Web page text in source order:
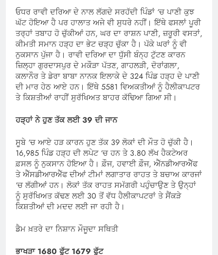
ਓਧਰ ਰਾਵੀ ਦਰਿਆ ਦੇ ਨਾਲ ਲੱਗਦੇ ਸਰਹੱਦੀ ਪਿੰਡਾਂ ‘ਚ ਪਾਣੀ ਕੁਝ
ਘੱਟ ਹੋਇਆ ਹੈ ਪਰ ਹਾਲਾਤ ਅਜੇ ਵੀ ਸੁਧਰੇ ਨਹੀਂ। ਇੱਥੇ ਫਸਲਾਂ ਪੂਰੀ
ਤਰ੍ਹਾਂ ਤਬਾਹ ਹੋ ਚੁੱਕੀਆਂ ਹਨ, ਘਰ ਦਾ ਰਾਸ਼ਨ ਪਾਣੀ, ਜ਼ਰੂਰੀ ਵਸਤਾਂ,
ਕੀਮਤੀ ਸਮਾਨ ਹੜ੍ਹ ਦਾ ਭੇਟ ਚੜ੍ਹ ਚੁੱਕਾ ਹੈ। ਪੱਕੇ ਘਰਾਂ ਨੂੰ ਵੀ
ਨੁਕਸਾਨ ਪੁੱਜਾ ਹੈ। ਰਾਵੀ ਦਰਿਆ ਦਾ ਧੁੱਸੀ ਬੰਨ੍ਹ ਟੁੱਟਣ ਕਾਰਨ
ਜ਼ਿਲ੍ਹਾ ਗੁਰਦਾਸਪੁਰ ਦੇ ਮਕੌੜਾ ਪੱਤਣ, ਗਾਹਲੜੀ, ਦੋਰਾਂਗਲਾ,
ਕਲਾਨੌਰ ਤੇ ਡੇਰਾ ਬਾਬਾ ਨਾਨਕ ਇਲਾਕੇ ਦੇ 324 ਪਿੰਡ ਹੜ੍ਹ ਦੇ ਪਾਣੀ
ਦੀ ਮਾਰ ਹੇਠ ਆਏ ਹਨ। ਇੱਥੇ 5581 ਵਿਅਕਤੀਆਂ ਨੂੰ ਹੈਲੀਕਾਪਟਰ
ਤੇ ਕਿਸ਼ਤੀਆਂ ਰਾਹੀਂ ਸੁਰੱਖਿਅਤ ਬਾਹਰ ਕੱਢਿਆ ਗਿਆ ਸੀ।
ਹੜ੍ਹਾਂ ਨੇ ਹੁਣ ਤੱਕ ਲਈ 39 ਦੀ ਜਾਨ
ਸੂਬੇ ‘ਚ ਆਏ ਹੜ ਕਾਰਨ ਹੁਣ ਤੱਕ 39 ਲੋਕਾਂ ਦੀ ਮੌਤ ਹੋ ਚੁੱਕੀ ਹੈ।
16,985 ਪਿੰਡ ਹੜ੍ਹ ਦੀ ਲਪੇਟ ‘ਚ ਹਨ ਤੇ 3.80 ਲੱਖ ਹੈਕਟੇਅਰ
ਫ਼ਸਲ ਨੂੰ ਨੁਕਸਾਨ ਹੋਇਆ ਹੈ। ਫ਼ੌਜ, ਹਵਾਈ ਫ਼ੌਜ, ਐੱਨਡੀਆਰਐੱਫ
ਤੇ ਐੱਸਡੀਆਰਐੱਫ ਦੀਆਂ ਟੀਮਾਂ ਲਗਾਤਾਰ ਰਾਹਤ ਤੇ ਬਚਾਅ ਕਾਰਜਾਂ
‘ਚ ਲੱਗੀਆਂ ਹਨ। ਲੋਕਾਂ ਤੱਕ ਰਾਹਤ ਸਮੱਗਰੀ ਪਹੁੰਚਾਉਣ ਤੇ ਉਨ੍ਹਾਂ
ਨੂੰ ਸੁਰੱਖਿਅਤ ਕੱਢਣ ਲਈ 30 ਤੋਂ ਵੱਧ ਹੈਲੀਕਾਪਟਰਾਂ ਤੇ ਸੈਂਕੜੇ
ਕਿਸ਼ਤੀਆਂ ਦੀ ਮਦਦ ਲਈ ਜਾ ਰਹੀ ਹੈ।
ਡੈਮ ਖ਼ਤਰੇ ਦਾ ਨਿਸ਼ਾਨ ਮੌਜੂਦਾ ਸਥਿਤੀ
ਭਾਖੜਾ 1680 ਫੁੱਟ 1679 ਫੁੱਟ